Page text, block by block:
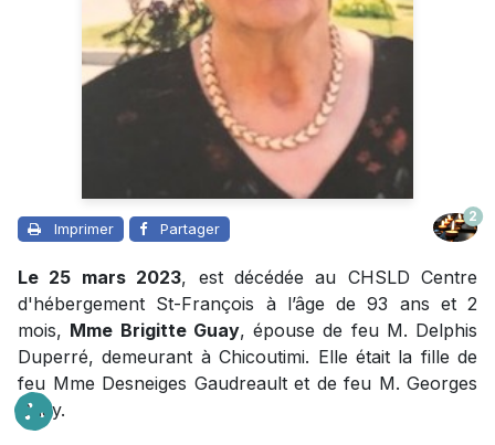
Imprimer Partager
2
Le 25 mars 2023, est décédée au CHSLD Centre
d'hébergement St-François à l’âge de 93 ans et 2
mois, Mme Brigitte Guay, épouse de feu M. Delphis
Duperré, demeurant à Chicoutimi. Elle était la fille de
feu Mme Desneiges Gaudreault et de feu M. Georges
Guay.